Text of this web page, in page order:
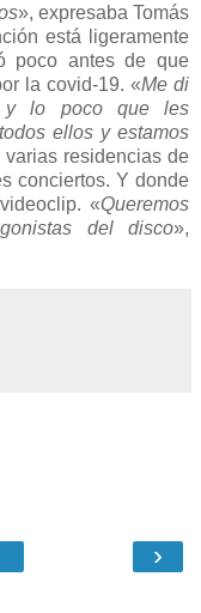
», expresaba Tomás
está ligeramente
poco antes de que
la covid-19. «Me di
y lo poco que les
ellos y estamos
varias residencias de
conciertos. Y donde
«Queremos
del disco»,
›